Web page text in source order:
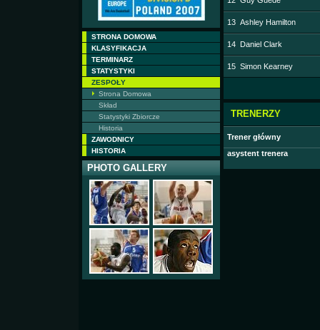
STRONA DOMOWA
KLASYFIKACJA
TERMINARZ
STATYSTYKI
ZESPOŁY
Strona Domowa
Skład
Statystyki Zbiorcze
Historia
ZAWODNICY
HISTORIA
PHOTO GALLERY
13 Ashley Hamilton
14 Daniel Clark
15 Simon Kearney
TRENERZY
Trener główny
asystent trenera